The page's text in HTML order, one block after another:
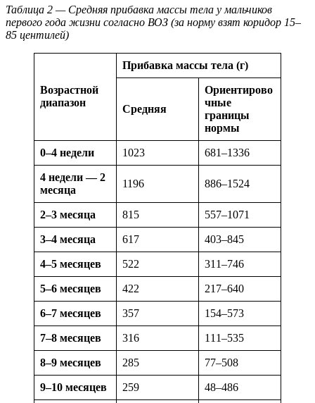
Таблица 2 — Средняя прибавка массы тела у мальчиков
первого года жизни согласно ВОЗ (за норму взят коридор 15–
85 центилей)
Возрастной
диапазон
Прибавка массы тела (г)
Средняя
Ориентирово
чные
границы
нормы
0–4 недели 1023 681–1336
4 недели — 2
месяца
1196 886–1524
2–3 месяца 815 557–1071
3–4 месяца 617 403–845
4–5 месяцев 522 311–746
5–6 месяцев 422 217–640
6–7 месяцев 357 154–573
7–8 месяцев 316 111–535
8–9 месяцев 285 77–508
9–10 месяцев 259 48–486